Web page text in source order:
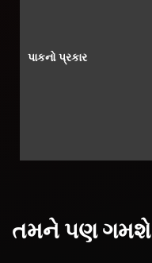
પાકનો પ્રકાર
તમને પણ ગમશે